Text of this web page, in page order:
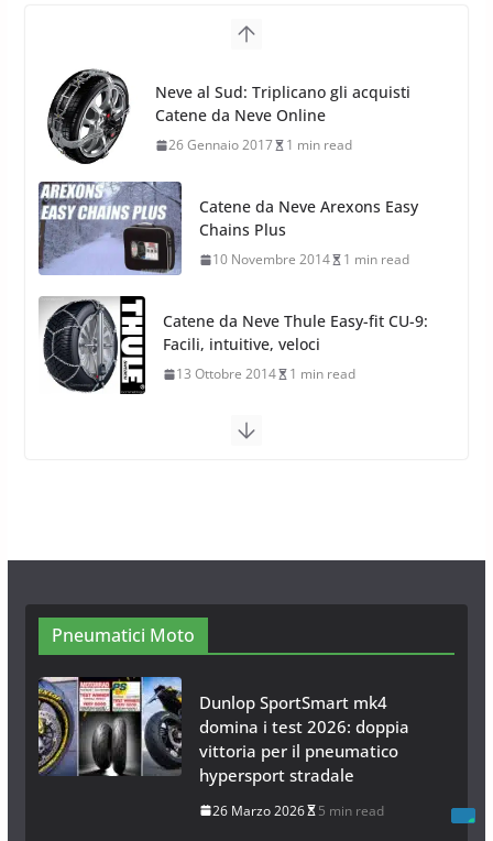
Stagioni 2022
17 Febbraio 2022
Catene da Neve Arexons Easy
Chains Plus
10 Novembre 2014 1 min read
Catene da Neve Thule Easy-fit CU-9:
Facili, intuitive, veloci
13 Ottobre 2014 1 min read
Calze da Neve Arexocks by
Arexons
26 Ottobre 2013 1 min read
Calze da Neve per Auto 2025:
26 Gennaio 2017
Pneumatici Moto
Dunlop SportSmart mk4
domina i test 2026: doppia
vittoria per il pneumatico
hypersport stradale
26 Marzo 2026 5 min read